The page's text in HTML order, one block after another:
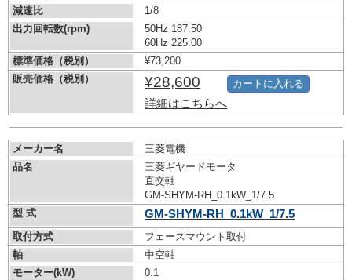
減速比
1/8
出力回転数(rpm)
50Hz 187.50
60Hz 225.00
標準価格（税別）
¥73,200
販売価格（税別）
¥28,600
詳細はこちらへ
カートに入れる
メーカー名
三菱電機
品名
三菱ギヤードモータ
直交軸
GM-SHYM-RH_0.1kW_1/7.5
型 式
GM-SHYM-RH_0.1kW_1/7.5
取付方式
フェースマウント取付
軸
中空軸
モーター(kW)
0.1